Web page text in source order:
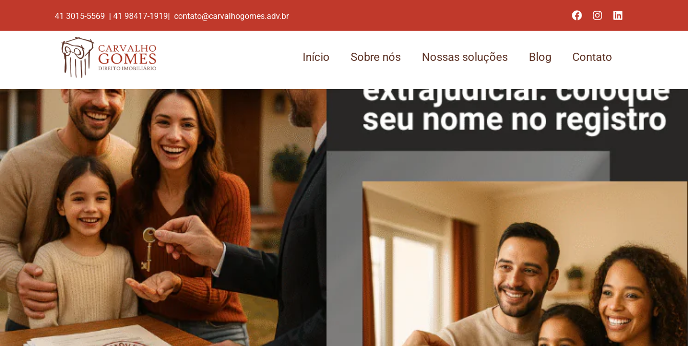
41 3015-5569 | 41 98417-1919| contato@carvalhogomes.adv.br
Início Sobre nós Nossas soluções Blog Contato